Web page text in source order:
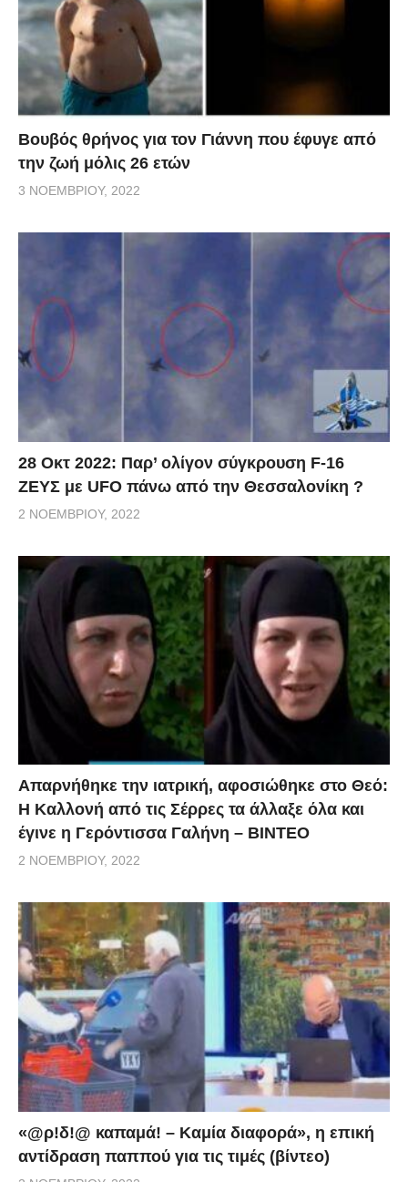
Βουβός θρήνος για τον Γιάννη που έφυγε από
την ζωή μόλις 26 ετών
3 ΝΟΕΜΒΡΊΟΥ, 2022
28 Οκτ 2022: Παρ’ ολίγον σύγκρουση F-16
ΖΕΥΣ με UFO πάνω από την Θεσσαλονίκη ?
2 ΝΟΕΜΒΡΊΟΥ, 2022
Απαρνήθηκε την ιατρική, αφοσιώθηκε στο Θεό:
Η Καλλονή από τις Σέρρες τα άλλαξε όλα και
έγινε η Γερόντισσα Γαλήνη – ΒΙΝΤΕΟ
2 ΝΟΕΜΒΡΊΟΥ, 2022
«@ρ!δ!@ καπαμά! – Καμία διαφορά», η επική
αντίδραση παππού για τις τιμές (βίντεο)